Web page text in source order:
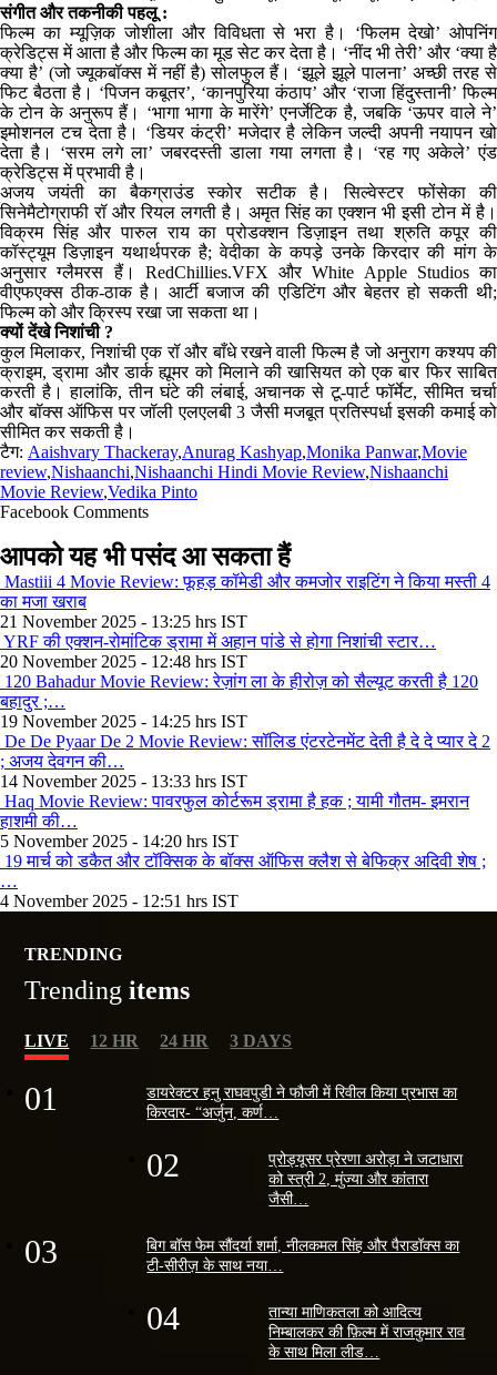
संगीत और तकनीकी पहलू :
फिल्म का म्यूज़िक जोशीला और विविधता से भरा है। ‘फिलम देखो’ ओपनिंग
क्रेडिट्स में आता है और फिल्म का मूड सेट कर देता है। ‘नींद भी तेरी’ और ‘क्या है
क्या है’ (जो ज्यूकबॉक्स में नहीं है) सोलफुल हैं। ‘झूले झूले पालना’ अच्छी तरह से
फिट बैठता है। ‘पिजन कबूतर’, ‘कानपुरिया कंठाप’ और ‘राजा हिंदुस्तानी’ फिल्म
के टोन के अनुरूप हैं। ‘भागा भागा के मारेंगे’ एनर्जेटिक है, जबकि ‘ऊपर वाले ने’
इमोशनल टच देता है। ‘डियर कंट्री’ मजेदार है लेकिन जल्दी अपनी नयापन खो
देता है। ‘सरम लगे ला’ जबरदस्ती डाला गया लगता है। ‘रह गए अकेले’ एंड
क्रेडिट्स में प्रभावी है।
अजय जयंती का बैकग्राउंड स्कोर सटीक है। सिल्वेस्टर फोंसेका की
सिनेमैटोग्राफी रॉ और रियल लगती है। अमृत सिंह का एक्शन भी इसी टोन में है।
विक्रम सिंह और पारुल राय का प्रोडक्शन डिज़ाइन तथा श्रुति कपूर की
कॉस्ट्यूम डिज़ाइन यथार्थपरक है; वेदीका के कपड़े उनके किरदार की मांग के
अनुसार ग्लैमरस हैं। RedChillies.VFX और White Apple Studios का
वीएफएक्स ठीक-ठाक है। आर्टी बजाज की एडिटिंग और बेहतर हो सकती थी;
फिल्म को और क्रिस्प रखा जा सकता था।
क्यों देंखे निशांची ?
कुल मिलाकर, निशांची एक रॉ और बाँधे रखने वाली फिल्म है जो अनुराग कश्यप की
क्राइम, ड्रामा और डार्क ह्यूमर को मिलाने की खासियत को एक बार फिर साबित
करती है। हालांकि, तीन घंटे की लंबाई, अचानक से टू-पार्ट फॉर्मेट, सीमित चर्चा
और बॉक्स ऑफिस पर जॉली एलएलबी 3 जैसी मजबूत प्रतिस्पर्धा इसकी कमाई को
सीमित कर सकती है।
टैग: Aaishvary Thackeray,Anurag Kashyap,Monika Panwar,Movie
review,Nishaanchi,Nishaanchi Hindi Movie Review,Nishaanchi
Movie Review,Vedika Pinto
Facebook Comments
आपको यह भी पसंद आ सकता हैं
Mastiii 4 Movie Review: फूहड़ कॉमेडी और कमजोर राइटिंग ने किया मस्ती 4
का मजा खराब
21 November 2025 - 13:25 hrs IST
YRF की एक्शन-रोमांटिक ड्रामा में अहान पांडे से होगा निशांची स्टार…
20 November 2025 - 12:48 hrs IST
120 Bahadur Movie Review: रेज़ांग ला के हीरोज़ को सैल्यूट करती है 120
बहादुर ;…
19 November 2025 - 14:25 hrs IST
De De Pyaar De 2 Movie Review: सॉलिड एंटरटेनमेंट देती है दे दे प्यार दे 2
; अजय देवगन की…
14 November 2025 - 13:33 hrs IST
Haq Movie Review: पावरफुल कोर्टरूम ड्रामा है हक ; यामी गौतम- इमरान
हाशमी की…
5 November 2025 - 14:20 hrs IST
19 मार्च को डकैत और टॉक्सिक के बॉक्स ऑफिस क्लैश से बेफिक्र अदिवी शेष ;
…
4 November 2025 - 12:51 hrs IST
TRENDING
Trendingitems
LIVE 12 HR 24 HR 3 DAYS
01
डायरेक्टर हनु राघवपुडी ने फौजी में रिवील किया प्रभास का
किरदार- “अर्जुन, कर्ण…
02
प्रोड्यूसर प्रेरणा अरोड़ा ने जटाधारा
को स्त्री 2, मुंज्या और कांतारा
जैसी…
03
बिग बॉस फेम सौंदर्या शर्मा, नीलकमल सिंह और पैराडॉक्स का
टी-सीरीज़ के साथ नया…
04
तान्या माणिकतला को आदित्य
निम्बालकर की फ़िल्म में राजकुमार राव
के साथ मिला लीड…